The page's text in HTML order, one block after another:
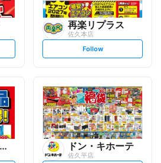
再楽リプラス
佐久本店
s
t
l
o
w
Follow
ドン・キホーテ
佐久平店